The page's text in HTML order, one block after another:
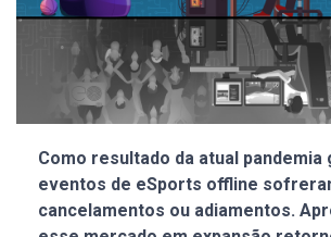
Como resultado da atual pandemia
eventos de eSports offline
cancelamentos ou adiamentos.